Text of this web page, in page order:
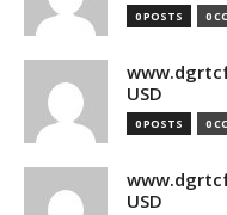
0 POSTS 0
USD
0 POSTS 0
USD